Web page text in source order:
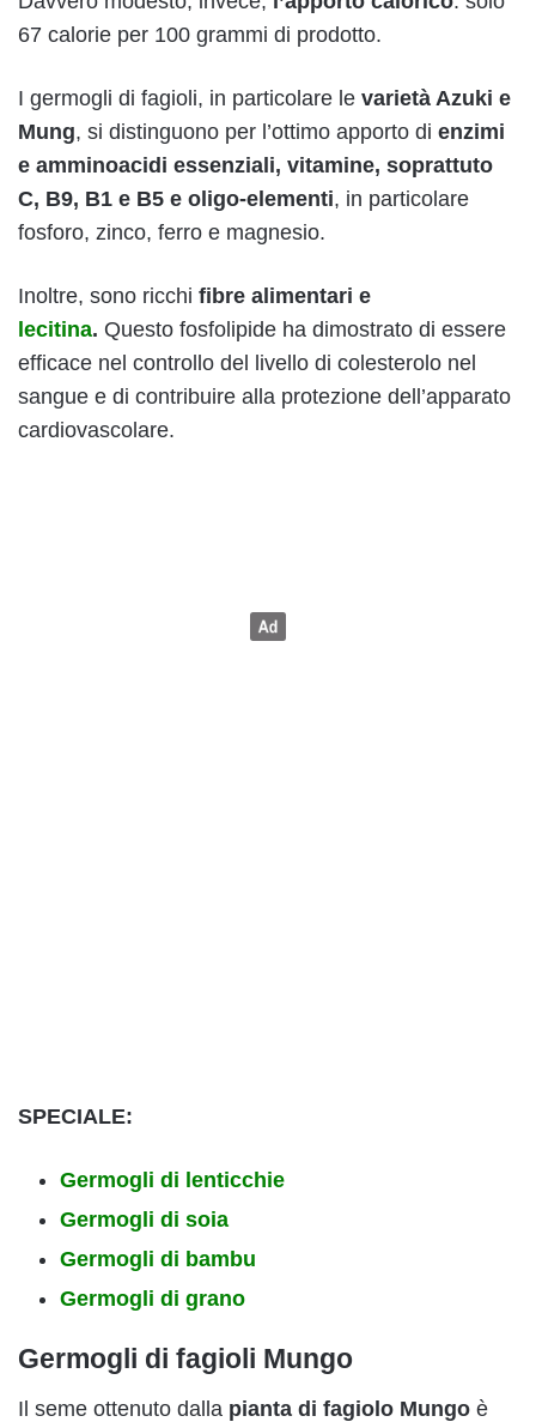
67 calorie per 100 grammi di prodotto.
I germogli di fagioli, in particolare le varietà Azuki e
Mung, si distinguono per l’ottimo apporto di enzimi
e amminoacidi essenziali, vitamine, soprattuto
C, B9, B1 e B5 e oligo-elementi, in particolare
fosforo, zinco, ferro e magnesio.
Inoltre, sono ricchi fibre alimentari e
lecitina. Questo fosfolipide ha dimostrato di essere
efficace nel controllo del livello di colesterolo nel
sangue e di contribuire alla protezione dell’apparato
cardiovascolare.
SPECIALE:
Germogli di lenticchie
Germogli di soia
Germogli di bambu
Germogli di grano
Germogli di fagioli Mungo
Il seme ottenuto dalla pianta di fagiolo Mungo è